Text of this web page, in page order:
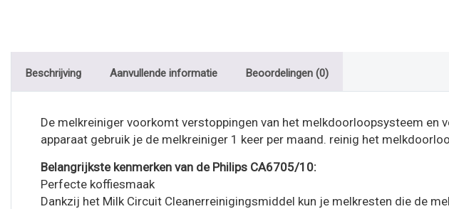
Beschrijving Aanvullende informatie Beoordelingen (0)
De melkreiniger voorkomt verstoppingen van het melkdoorloopsysteem
apparaat gebruik je de melkreiniger 1 keer per maand. reinig het
Belangrijkste kenmerken van de Philips CA6705/10:
Perfecte koffiesmaak
Dankzij het Milk Circuit Cleanerreinigingsmiddel kun je melkresten die de